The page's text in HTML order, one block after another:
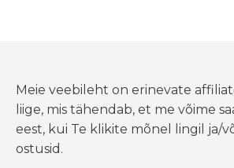
Meie veebileht on erinevate
liige, mis tähendab, et me võime
eest, kui Te klikite mõnel lingil ja/
ostusid.